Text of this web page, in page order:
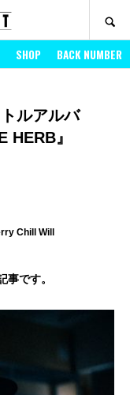
SHOP BACK NUMBER
ルアルバ
HERB』
Chill Will
です。